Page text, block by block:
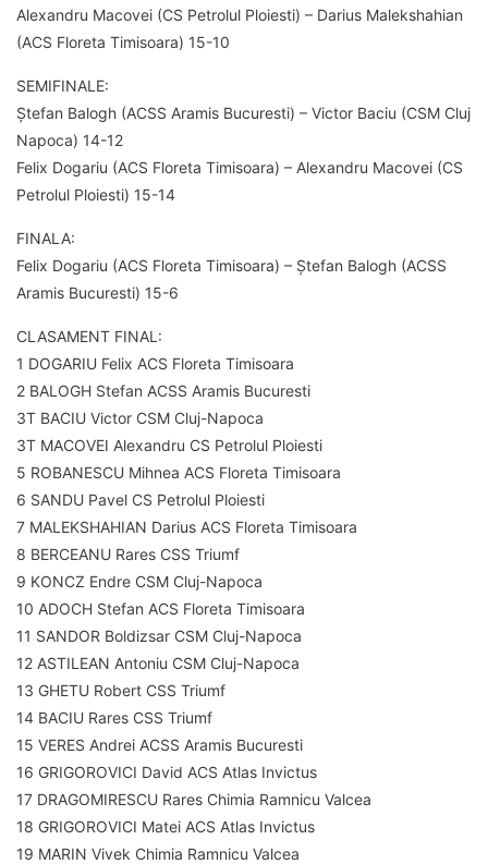
Alexandru Macovei (CS Petrolul Ploiesti) – Darius Malekshahian
(ACS Floreta Timisoara) 15-10
SEMIFINALE:
Ștefan Balogh (ACSS Aramis Bucuresti) – Victor Baciu (CSM Cluj
Napoca) 14-12
Felix Dogariu (ACS Floreta Timisoara) – Alexandru Macovei (CS
Petrolul Ploiesti) 15-14
FINALA:
Felix Dogariu (ACS Floreta Timisoara) – Ștefan Balogh (ACSS
Aramis Bucuresti) 15-6
CLASAMENT FINAL:
1 DOGARIU Felix ACS Floreta Timisoara
2 BALOGH Stefan ACSS Aramis Bucuresti
3T BACIU Victor CSM Cluj-Napoca
3T MACOVEI Alexandru CS Petrolul Ploiesti
5 ROBANESCU Mihnea ACS Floreta Timisoara
6 SANDU Pavel CS Petrolul Ploiesti
7 MALEKSHAHIAN Darius ACS Floreta Timisoara
8 BERCEANU Rares CSS Triumf
9 KONCZ Endre CSM Cluj-Napoca
10 ADOCH Stefan ACS Floreta Timisoara
11 SANDOR Boldizsar CSM Cluj-Napoca
12 ASTILEAN Antoniu CSM Cluj-Napoca
13 GHETU Robert CSS Triumf
14 BACIU Rares CSS Triumf
15 VERES Andrei ACSS Aramis Bucuresti
16 GRIGOROVICI David ACS Atlas Invictus
17 DRAGOMIRESCU Rares Chimia Ramnicu Valcea
18 GRIGOROVICI Matei ACS Atlas Invictus
19 MARIN Vivek Chimia Ramnicu Valcea